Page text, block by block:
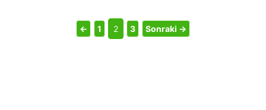
← 1 2 3 Sonraki →